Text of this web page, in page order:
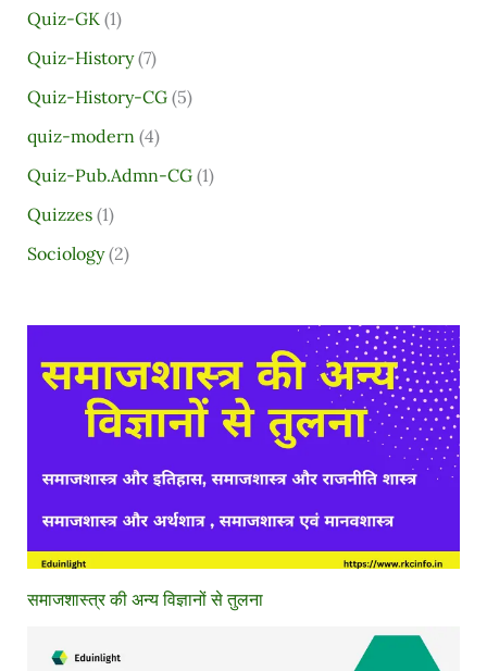
Quiz-GK(1)
Quiz-History(7)
Quiz-History-CG(5)
quiz-modern(4)
Quiz-Pub.Admn-CG(1)
Quizzes(1)
Sociology(2)
समाजशास्त्र की अन्य विज्ञानों से तुलना